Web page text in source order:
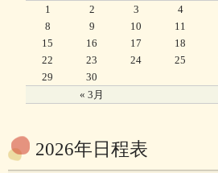
« 3月
1 2 3 4
8
9 10 11
15
16 17 18
22
23 24 25
29
30
2026年日程表